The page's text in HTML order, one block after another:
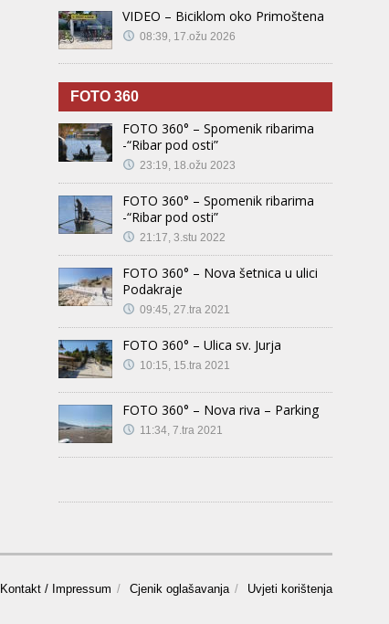
VIDEO – Biciklom oko Primoštena
08:39, 17.ožu 2026
FOTO 360
FOTO 360° – Spomenik ribarima
-“Ribar pod osti”
23:19, 18.ožu 2023
FOTO 360° – Spomenik ribarima
-“Ribar pod osti”
21:17, 3.stu 2022
FOTO 360° – Nova šetnica u ulici
Podakraje
09:45, 27.tra 2021
FOTO 360° – Ulica sv. Jurja
10:15, 15.tra 2021
FOTO 360° – Nova riva – Parking
11:34, 7.tra 2021
Kontakt / Impressum Cjenik oglašavanja Uvjeti korištenja